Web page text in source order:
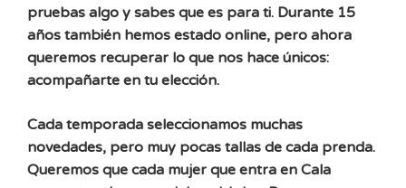
pruebas algo y sabes que es para ti. Durante 15
años también hemos estado online, pero ahora
queremos recuperar lo que nos hace únicos:
acompañarte en tu elección.
Cada temporada seleccionamos muchas
novedades, pero muy pocas tallas de cada prenda.
Queremos que cada mujer que entra en Cala